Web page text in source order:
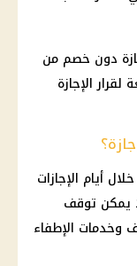
دون خصم من
الإجازة
أيام الإجازات
يمكن توقف
وخدمات الإطفاء